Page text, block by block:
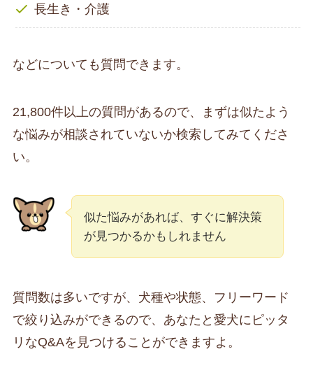
長生き・介護
などについても質問できます。
21,800件以上の質問があるので、まずは似たよう
な悩みが相談されていないか検索してみてくださ
い。
似た悩みがあれば、すぐに解決策
が見つかるかもしれません
質問数は多いですが、犬種や状態、フリーワード
で絞り込みができるので、あなたと愛犬にピッタ
リなQ&Aを見つけることができますよ。